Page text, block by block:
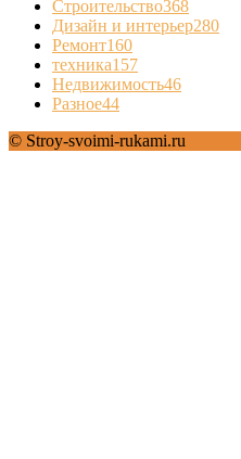
Строительство368
Дизайн и интерьер280
Ремонт160
техника157
Недвижимость46
Разное44
© Stroy-svoimi-rukami.ru